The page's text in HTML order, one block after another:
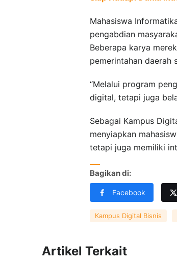
Mahasiswa
pengabdian
Beberapa karya
pemerintahan daerah
“Melalui program
digital, tetapi juga
Sebagai Kampus
menyiapkan
tetapi juga memiliki
Bagikan di:
Facebook
Kampus Digital Bisnis
Artikel Terkait